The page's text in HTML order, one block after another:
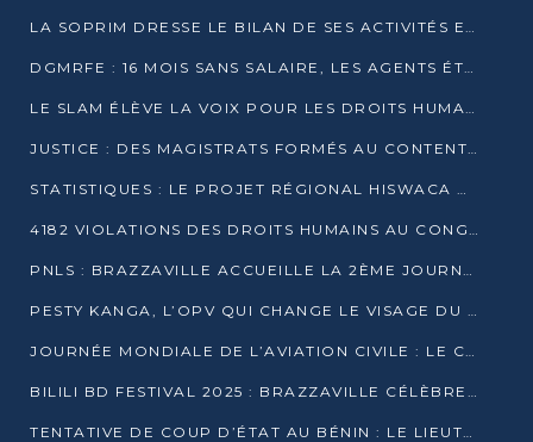
LA SOPRIM DRESSE LE BILAN DE SES ACTIVITÉS ET FIXE DE NOUVELLES PRIORITÉS
DGMRFE : 16 MOIS SANS SALAIRE, LES AGENTS ÉTOUFFENT DANS LE SILENCE
LE SLAM ÉLÈVE LA VOIX POUR LES DROITS HUMAINS À BRAZZAVILLE
JUSTICE : DES MAGISTRATS FORMÉS AU CONTENTIEUX DE LA PROPRIÉTÉ INTELLECTUELLE
STATISTIQUES : LE PROJET RÉGIONAL HISWACA OFFICIELLEMENT LANCÉ AU CONGO
4182 VIOLATIONS DES DROITS HUMAINS AU CONGO EN 2025 SELON LE CAD
PNLS : BRAZZAVILLE ACCUEILLE LA 2ÈME JOURNÉE SCIENTIFIQUE SUR LE VIH/SIDA
PESTY KANGA, L’OPV QUI CHANGE LE VISAGE DU REPORTAGE AU CONGO
JOURNÉE MONDIALE DE L’AVIATION CIVILE : LE CONGO MISE SUR L’INNOVATION ET LA SÉCURITÉ
BILILI BD FESTIVAL 2025 : BRAZZAVILLE CÉLÈBRE DIX ANS DE CRÉATION GRAPHIQUE AFRICAINE
TENTATIVE DE COUP D’ÉTAT AU BÉNIN : LE LIEUTENANT-COLONEL TIGRI S’AUTOPROCLAME CHEF D’UN COMITÉ MILITAIRE